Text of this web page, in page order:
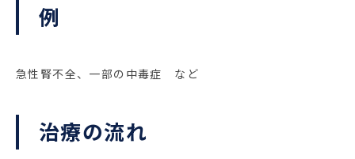
例
急性腎不全、一部の中毒症 など
治療の流れ